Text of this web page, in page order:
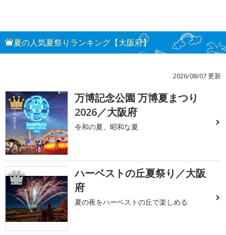
夏の人気夏祭りランキング【大阪府】
2026/08/07 更新
1
万博記念公園 万博夏まつり
2026／大阪府
令和の夏、昭和な夏
2
ハーベストの丘夏祭り／大阪
府
夏の夜をハーベストの丘で楽しめる